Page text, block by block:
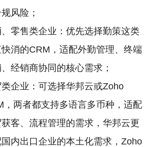
风险；
零售类企业：优先选择勤策这类
消的CRM，适配外勤管理、终端
经销商协同的核心需求；
企业：可选择华邦云或Zoho
，两者都支持多语言多币种，适配
客、流程管理的需求，华邦云更
内出口企业的本土化需求，Zoho